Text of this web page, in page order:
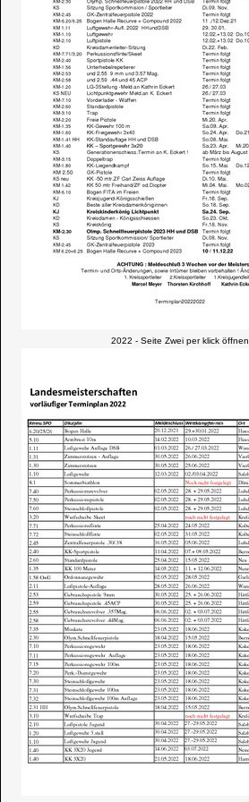
2022 - Seite Zwei per klick öffnen